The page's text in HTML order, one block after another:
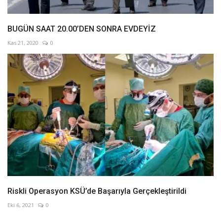
BUGÜN SAAT 20.00’DEN SONRA EVDEYİZ
Kas 21, 2020 0
Riskli Operasyon KSÜ’de Başarıyla Gerçekleştirildi
Eki 6, 2021 0